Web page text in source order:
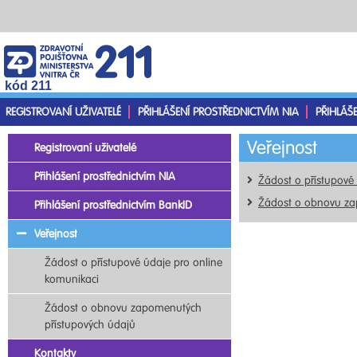
kód 211
REGISTROVANÍ UŽIVATELÉ
PŘIHLÁŠENÍ PROSTŘEDNICTVÍM NIA
Veřejnost
Žádost o
Žádost o obnovu
Registrovaní uživatelé
Přihlášení prostřednictvím NIA
Přihlášení prostřednictvím BankID
Veřejnost
Žádost o přístupové údaje pro online
komunikaci
Žádost o obnovu zapomenutých
přístupových údajů
Kontakty